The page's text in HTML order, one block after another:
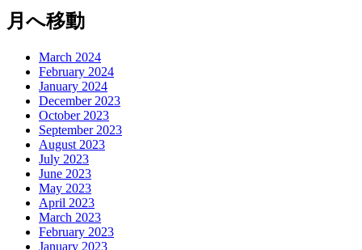
月へ移動
March 2024
February 2024
January 2024
December 2023
October 2023
September 2023
August 2023
July 2023
June 2023
May 2023
April 2023
March 2023
February 2023
January 2023